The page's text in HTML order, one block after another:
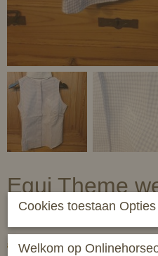
Equi Theme
geruit -
€ 29,95 € 14,97
Cookies toestaan Opties
Welkom op